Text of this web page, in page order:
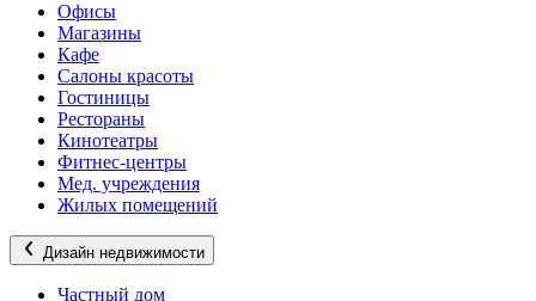
Офисы
Магазины
Кафе
Салоны красоты
Гостиницы
Рестораны
Кинотеатры
Фитнес-центры
Мед. учреждения
Жилых помещений
Дизайн недвижимости
Частный дом